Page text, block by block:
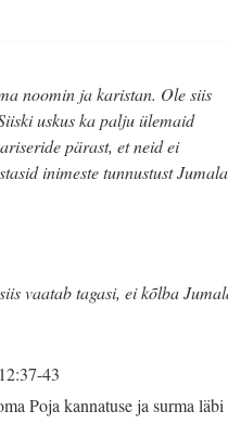
noomin ja karistan. Ole siis
uskus ka palju ülemaid
pärast, et neid ei
inimeste tunnustust Jumala
vaatab tagasi, ei kõlba
43
Poja kannatuse ja surma läbi